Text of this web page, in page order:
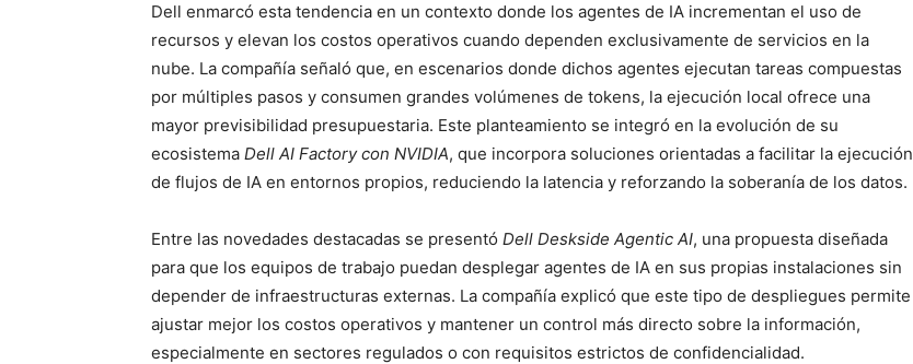
Dell enmarcó esta tendencia en un contexto donde los agentes de IA incrementan el uso de
recursos y elevan los costos operativos cuando dependen exclusivamente de servicios en la
nube. La compañía señaló que, en escenarios donde dichos agentes ejecutan tareas compuestas
por múltiples pasos y consumen grandes volúmenes de tokens, la ejecución local ofrece una
mayor previsibilidad presupuestaria. Este planteamiento se integró en la evolución de su
ecosistema Dell AI Factory con NVIDIA, que incorpora soluciones orientadas a facilitar la ejecución
de flujos de IA en entornos propios, reduciendo la latencia y reforzando la soberanía de los datos.
Entre las novedades destacadas se presentó Dell Deskside Agentic AI, una propuesta diseñada
para que los equipos de trabajo puedan desplegar agentes de IA en sus propias instalaciones sin
depender de infraestructuras externas. La compañía explicó que este tipo de despliegues permite
ajustar mejor los costos operativos y mantener un control más directo sobre la información,
especialmente en sectores regulados o con requisitos estrictos de confidencialidad.